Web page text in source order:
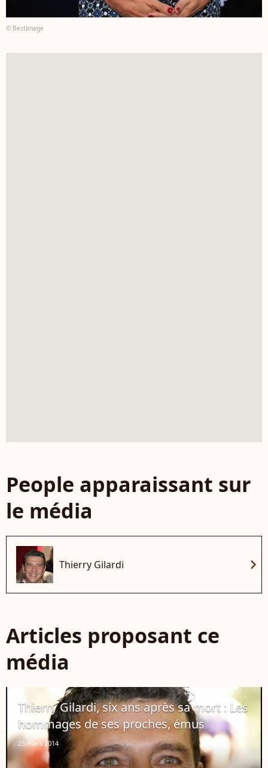
© BestImage
People apparaissant sur
le média
Thierry Gilardi chevron_right
Articles proposant ce
média
player2
Thierry Gilardi, six ans après sa mort : Les
hommages de ses proches, émus
25 mars 2014